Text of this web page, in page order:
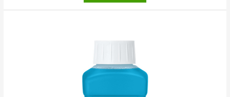
Premium
pulvera
līdzeklis